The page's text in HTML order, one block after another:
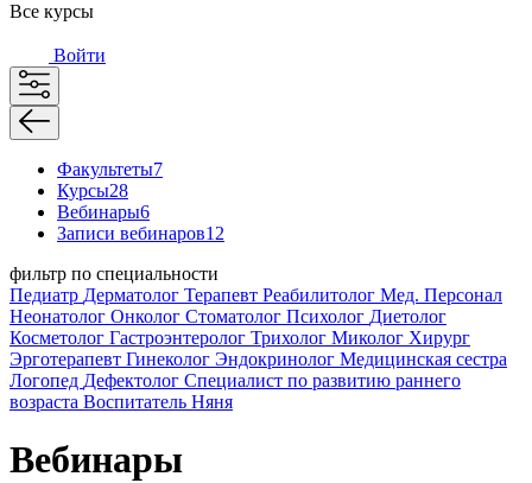
Все курсы
Войти
Факультеты7
Курсы28
Вебинары6
Записи вебинаров12
фильтр по специальности
Педиатр Дерматолог Терапевт Реабилитолог Мед. Персонал
Неонатолог Онколог Стоматолог Психолог Диетолог
Косметолог Гастроэнтеролог Трихолог Миколог Хирург
Эрготерапевт Гинеколог Эндокринолог Медицинская сестра
Логопед Дефектолог Специалист по развитию раннего
возраста Воспитатель Няня
Вебинары